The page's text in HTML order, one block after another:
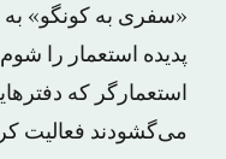
«سفری به کونگو»
پدیده استعمار را
استعمارگر که
می‌گشودند فعالیت